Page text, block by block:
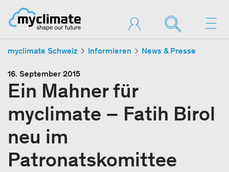
myclimate Schweiz Informieren News & Presse
16. September 2015
Ein Mahner für
myclimate – Fatih Birol
neu im
Patronatskomittee